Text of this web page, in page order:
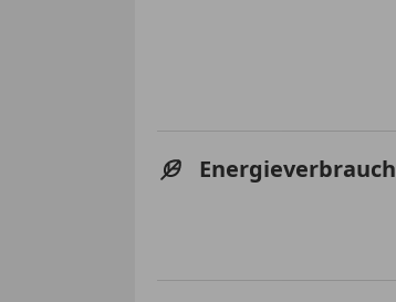
Energieverbrauch